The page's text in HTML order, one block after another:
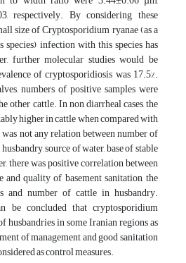
respectively. By considering these
size of Cryptosporidium ryanae (as a
infection with this species has
further molecular studies would be
of cryptosporidiosis was 17.5%.
numbers of positive samples were
other cattle. In non diarrheal cases, the
higher in cattle when compared with
not any relation between number of
source of water, base of stable
there was positive correlation between
quality of basement sanitation, the
and number of cattle in husbandry.
be concluded that cryptosporidium
husbandries in some Iranian regions as
of management and good sanitation
as control measures.